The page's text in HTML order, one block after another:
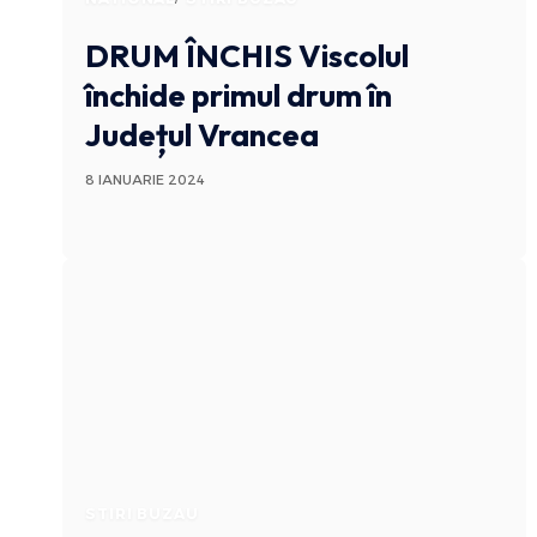
DRUM ÎNCHISViscolul
închide primul drum în
Județul Vrancea
8 IANUARIE 2024